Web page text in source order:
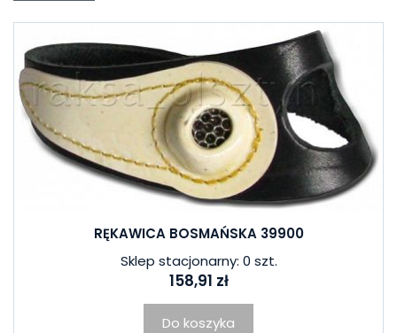
RĘKAWICA BOSMAŃSKA 39900
Sklep stacjonarny: 0 szt.
158,91 zł
Do koszyka